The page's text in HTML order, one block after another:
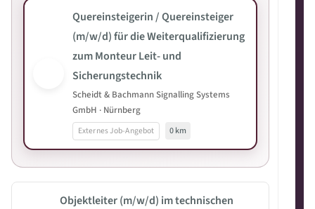
Quereinsteigerin / Quereinsteiger
(m/w/d) für die Weiterqualifizierung
zum Monteur Leit- und
Sicherungstechnik
Scheidt & Bachmann Signalling Systems
GmbH · Nürnberg
Externes Job-Angebot 0 km
Objektleiter (m/w/d) im technischen